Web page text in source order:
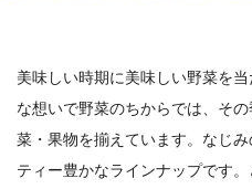
美味しい時期に美味しい野菜を
な想いで野菜のちからでは、そ
菜・果物を揃えています。なじ
ティー豊かなラインナップです